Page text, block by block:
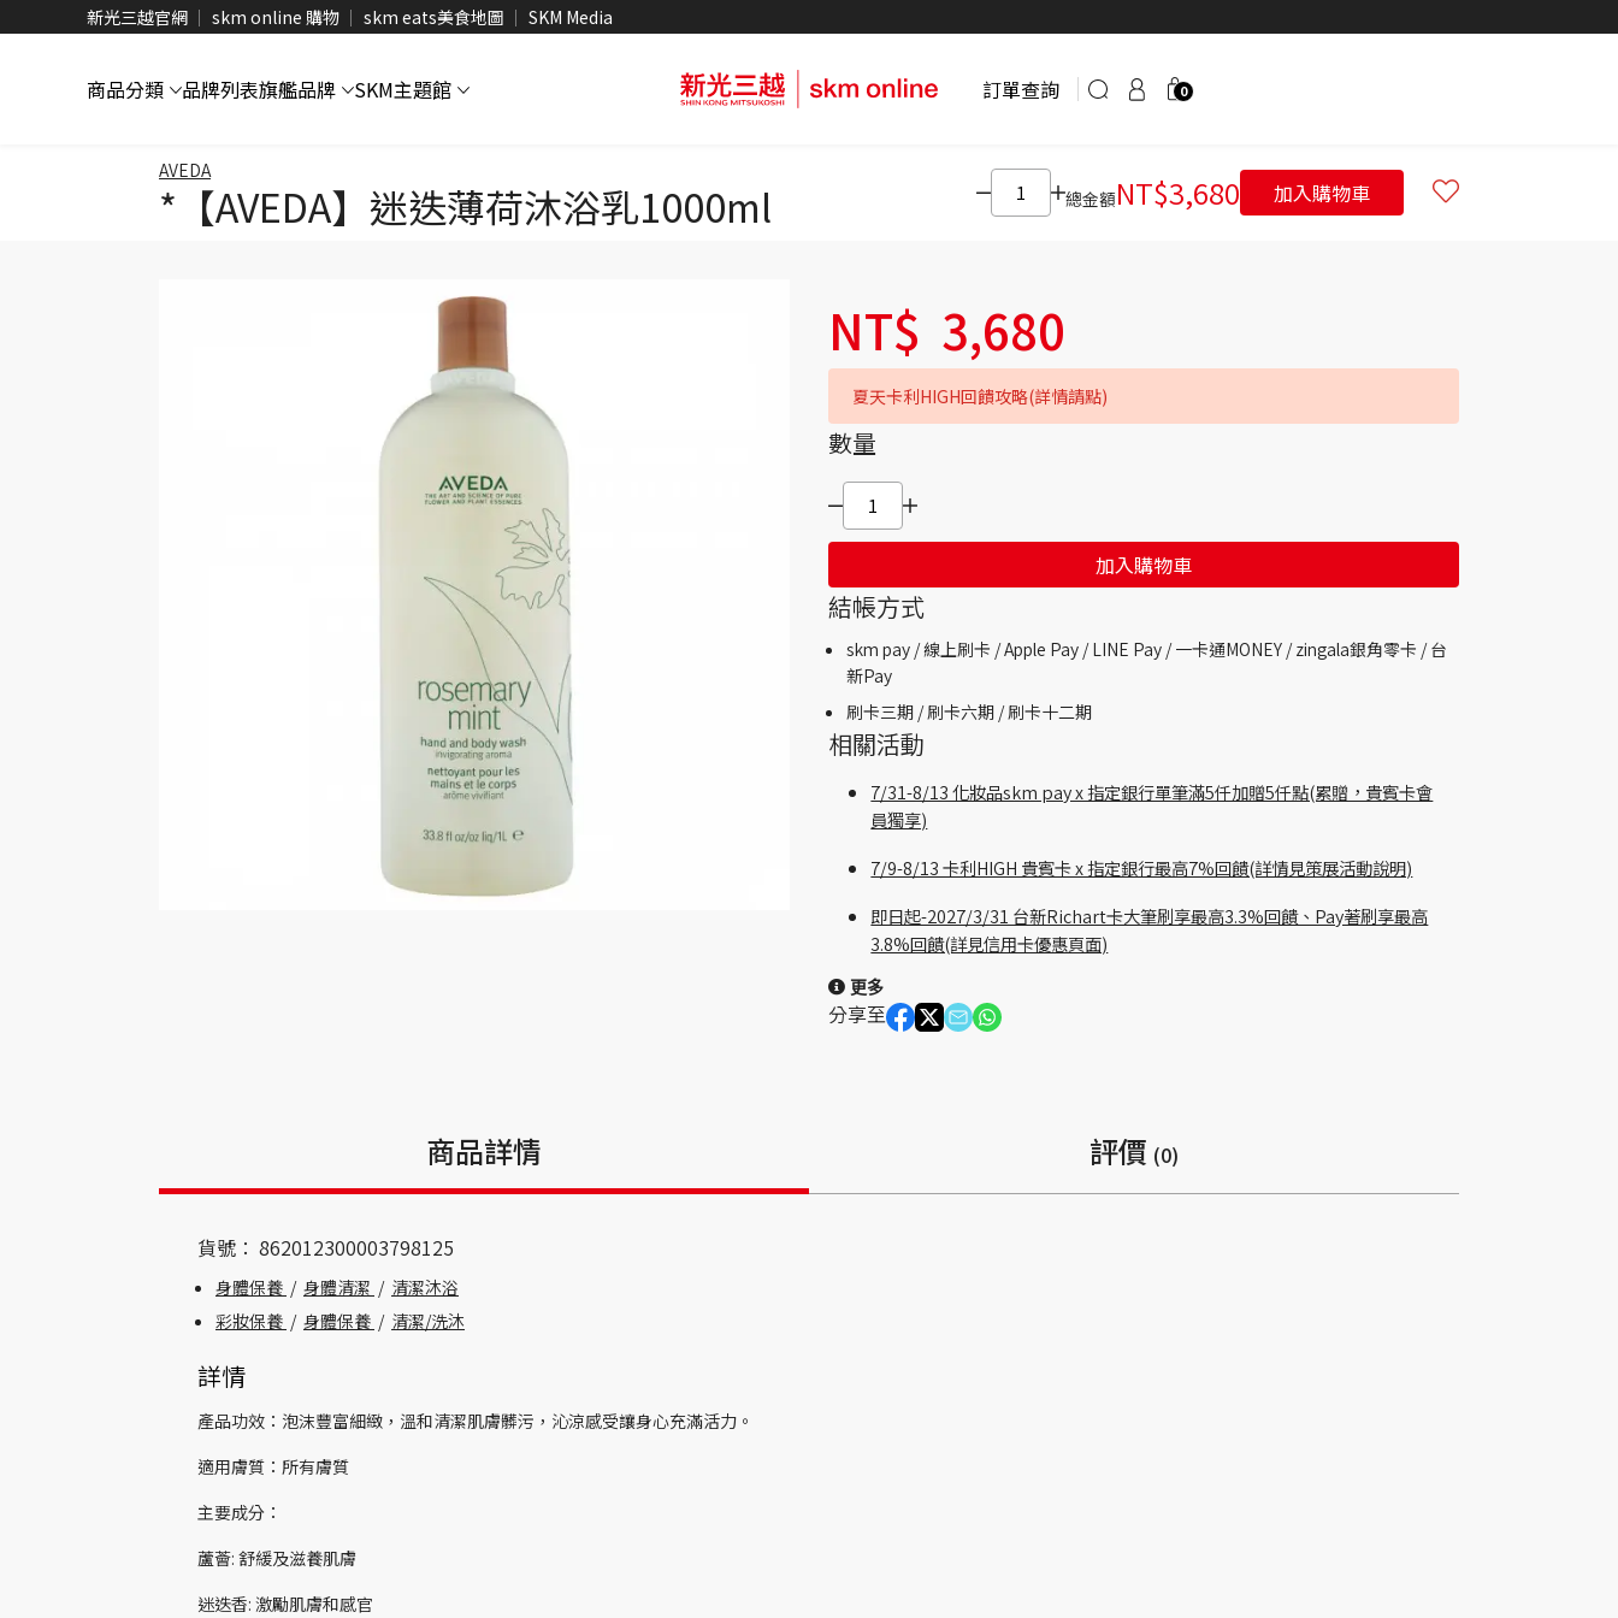
新光三越官網 skm online 購物 skm eats美食地圖 SKM Media
商品分類 品牌列表旗艦品牌 SKM主題館 訂單查詢 0
AVEDA
*【AVEDA】迷迭薄荷沐浴乳1000ml 總金額NT$3,680 加入購物車
NT$ 3,680
夏天卡利HIGH回饋攻略(詳情請點)
數量
加入購物車
結帳方式
skm pay /線上刷卡 / Apple Pay /LINE Pay / 一卡通MONEY /zingala銀角零卡 /台
新Pay
刷卡三期 /刷卡六期 /刷卡十二期
相關活動
7/31-8/13 化妝品skm pay x 指定銀行單筆滿5仟加贈5仟點(累贈，貴賓卡會
員獨享)
7/9-8/13 卡利HIGH 貴賓卡 x 指定銀行最高7%回饋(詳情見策展活動說明)
即日起-2027/3/31 台新Richart卡大筆刷享最高3.3%回饋、Pay著刷享最高
3.8%回饋(詳見信用卡優惠頁面)
更多
分享至
商品詳情 評價 (0)
貨號： 862012300003798125
身體保養 / 身體清潔 / 清潔沐浴
彩妝保養 / 身體保養 / 清潔/洗沐
詳情
產品功效：泡沫豐富細緻，溫和清潔肌膚髒污，沁涼感受讓身心充滿活力。
適用膚質：所有膚質
主要成分：
蘆薈: 舒緩及滋養肌膚
迷迭香: 激勵肌膚和感官